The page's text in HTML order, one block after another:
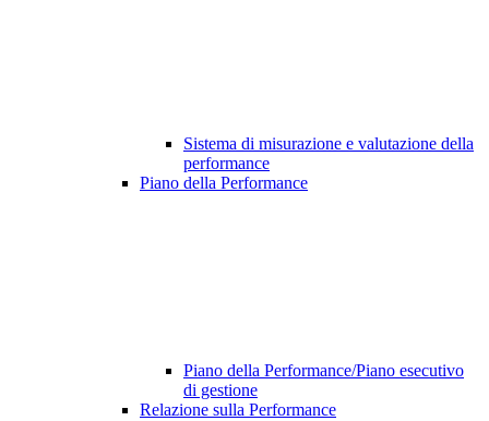
Sistema di misurazione e valutazione della
performance
Piano della Performance
Piano della Performance/Piano esecutivo
di gestione
Relazione sulla Performance